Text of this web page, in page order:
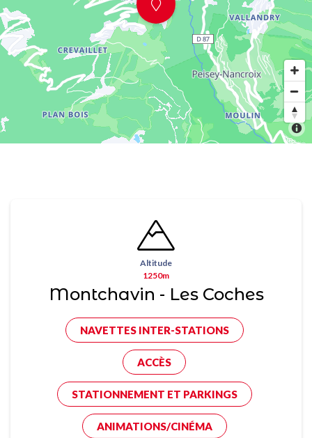
Altitude
1250m
Montchavin - Les Coches
NAVETTES INTER-STATIONS
ACCÈS
STATIONNEMENT ET PARKINGS
ANIMATIONS/CINÉMA